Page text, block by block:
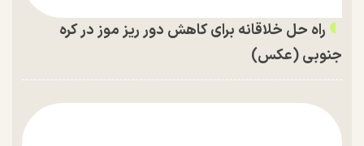
راه حل خلاقانه برای کاهش دور ریز موز در کره
جنوبی (عکس)